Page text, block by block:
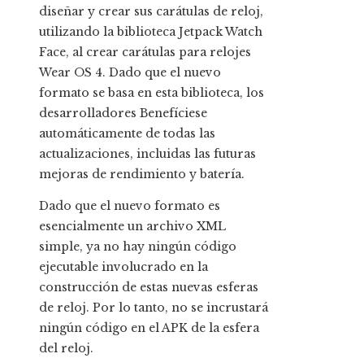
diseñar y crear sus carátulas de reloj,
utilizando la biblioteca Jetpack Watch
Face, al crear carátulas para relojes
Wear OS 4. Dado que el nuevo
formato se basa en esta biblioteca, los
desarrolladores Benefíciese
automáticamente de todas las
actualizaciones, incluidas las futuras
mejoras de rendimiento y batería.
Dado que el nuevo formato es
esencialmente un archivo XML
simple, ya no hay ningún código
ejecutable involucrado en la
construcción de estas nuevas esferas
de reloj. Por lo tanto, no se incrustará
ningún código en el APK de la esfera
del reloj.